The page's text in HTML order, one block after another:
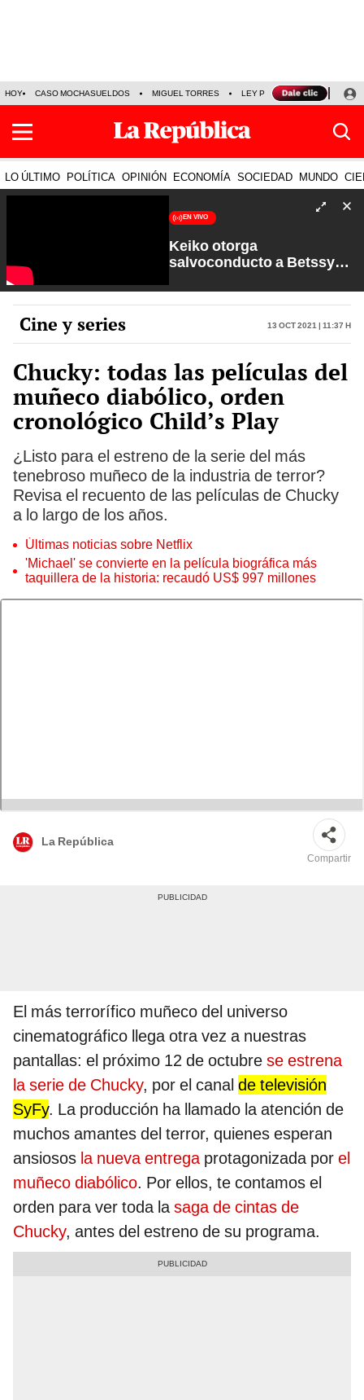
HOY CASO MOCHASUELDOS MIGUEL TORRES LEY PULPÍN PRECIO DEL
LO ÚLTIMO POLÍTICA OPINIÓN ECONOMÍA SOCIEDAD MUNDO
EN VIVO
Keiko otorga
salvoconducto a Betssy
Petroperú | Sin Guion con
Rosa María Palacios
Cine y series 13 Oct 2021 | 11:37 h
Chucky: todas las películas del
muñeco diabólico, orden
cronológico Child’s Play
¿Listo para el estreno de la serie del más
tenebroso muñeco de la industria de terror?
Revisa el recuento de las películas de Chucky
a lo largo de los años.
Últimas noticias sobre Netflix
'Michael' se convierte en la película biográfica más
taquillera de la historia: recaudó US$ 997 millones
La República
Compartir
El más terrorífico muñeco del universo
cinematográfico llega otra vez a nuestras
pantallas: el próximo 12 de octubre se estrena
la serie de Chucky, por el canal de televisión
SyFy. La producción ha llamado la atención de
muchos amantes del terror, quienes esperan
ansiosos la nueva entregaprotagonizada por el
muñeco diabólico. Por ellos, te contamos el
orden para ver toda lasaga de cintas de
Chucky, antes del estreno de su programa.